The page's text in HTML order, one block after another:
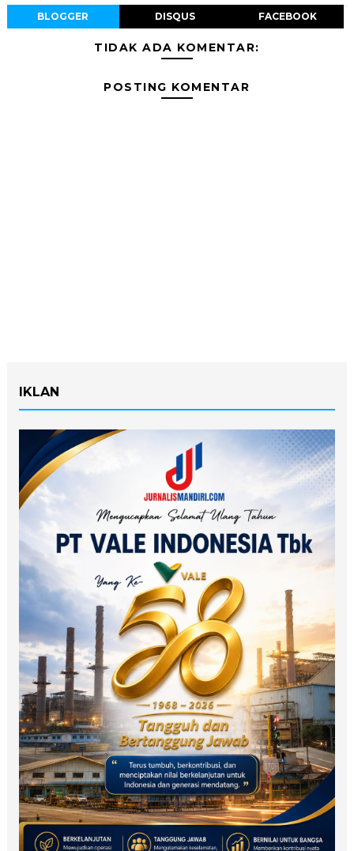
BLOGGER DISQUS FACEBOOK
TIDAK ADA KOMENTAR:
POSTING KOMENTAR
IKLAN